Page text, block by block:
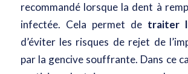
recommandé lorsque la dent à
infectée. Cela permet de traiter
d’éviter les risques de rejet de
par la gencive souffrante. Dans ce